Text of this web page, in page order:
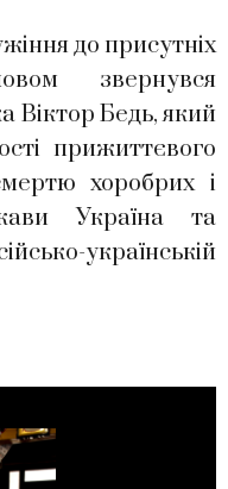
до присутніх
звернувся
Віктор Бедь, який
прижиттєвого
хоробрих і
Україна та
українській